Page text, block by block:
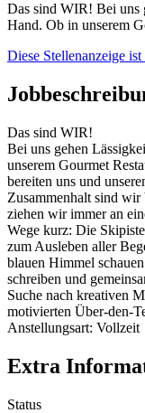
Das sind WIR! Bei uns
Hand. Ob in unserem
Diese Stellenanzeige
Das sind WIR!
Bei uns gehen
unserem Gourmet
bereiten uns und
Zusammenhalt sind wir
ziehen wir immer an
Wege kurz: Die
zum Ausleben aller
blauen Himmel
schreiben und
Suche nach kreativen
motivierten Über-den-
Anstellungsart: Vollzeit
Extra
Status